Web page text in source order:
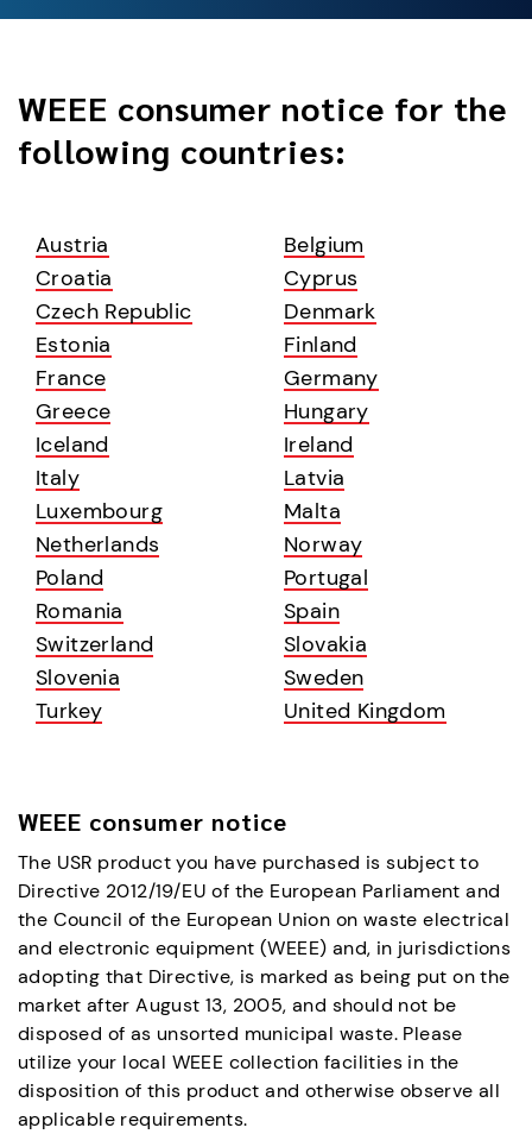
WEEE consumer notice for the
following countries:
Austria
Belgium
Croatia
Cyprus
Czech Republic
Denmark
Estonia
Finland
France
Germany
Greece
Hungary
Iceland
Ireland
Italy
Latvia
Luxembourg
Malta
Netherlands
Norway
Poland
Portugal
Romania
Spain
Switzerland
Slovakia
Slovenia
Sweden
Turkey
United Kingdom
WEEE consumer notice
The USR product you have purchased is subject to
Directive 2012/19/EU of the European Parliament and
the Council of the European Union on waste electrical
and electronic equipment (WEEE) and, in jurisdictions
adopting that Directive, is marked as being put on the
market after August 13, 2005, and should not be
disposed of as unsorted municipal waste. Please
utilize your local WEEE collection facilities in the
disposition of this product and otherwise observe all
applicable requirements.